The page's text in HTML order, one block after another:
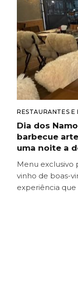
RESTAURANTES E
Dia dos
barbecue
uma noite a
Menu exclusivo
vinho de boas-
experiência